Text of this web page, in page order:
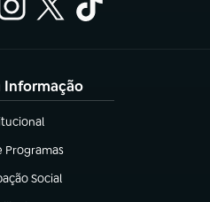
Informação
em nova aba)
Programas
nova aba)
Social
nova aba)